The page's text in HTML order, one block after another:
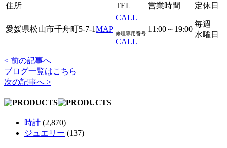
住所
TEL 営業時間 定休日
愛媛県松山市千舟町5-7-1MAP
CALL
修理専用番号
CALL
11:00～19:00
毎週
水曜日
< 前の記事へ
ブログ一覧はこちら
次の記事へ >
時計 (2,870)
ジュエリー (137)